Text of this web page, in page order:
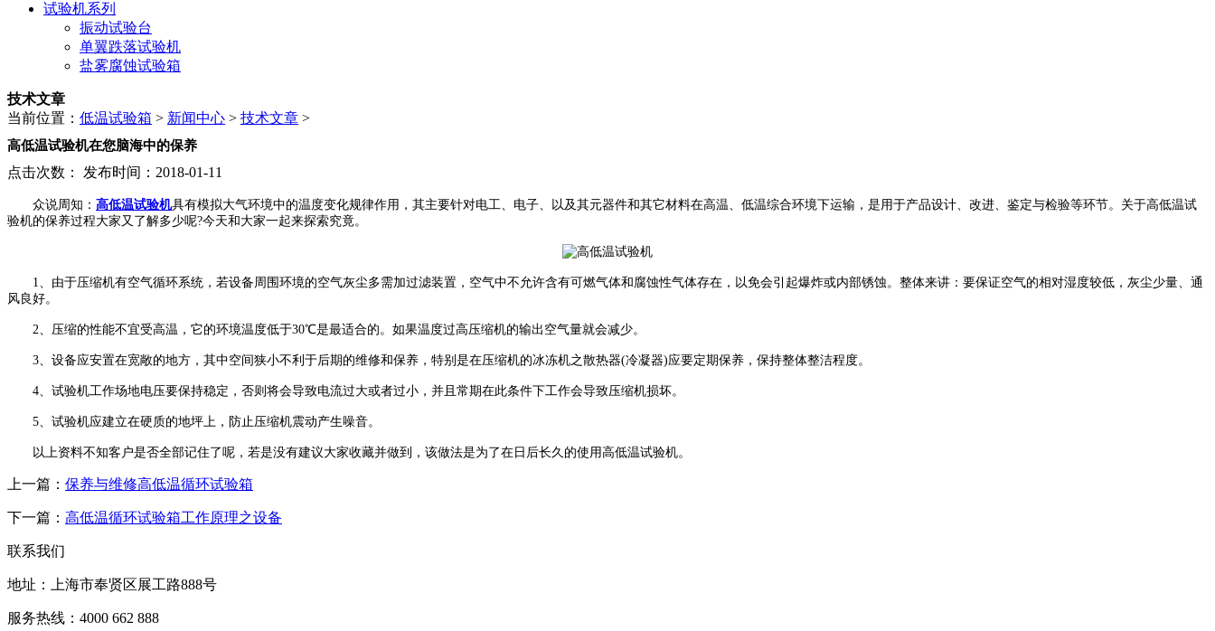
试验机系列
振动试验台
单翼跌落试验机
盐雾腐蚀试验箱
技术文章
当前位置： 低温试验箱 > 新闻中心 > 技术文章 >
高低温试验机在您脑海中的保养
点击次数： 发布时间：2018-01-11
众说周知： 高低温试验机具有模拟大气环境中的温度变化规律作用，其主要针对电工、电子、以及其元器件和其它材料在高温、低温综合环境下运输，是用于产品设计、改进、鉴定与检验等环节。关于高低温试
验机的保养过程大家又了解多少呢?今天和大家一起来探索究竟。
1、由于压缩机有空气循环系统，若设备周围环境的空气灰尘多需加过滤装置，空气中不允许含有可燃气体和腐蚀性气体存在，以免会引起爆炸或内部锈蚀。整体来讲：要保证空气的相对湿度较低，灰尘少量、通
风良好。
2、压缩的性能不宜受高温，它的环境温度低于30℃是最适合的。如果温度过高压缩机的输出空气量就会减少。
3、设备应安置在宽敞的地方，其中空间狭小不利于后期的维修和保养，特别是在压缩机的冰冻机之散热器(冷凝器)应要定期保养，保持整体整洁程度。
4、试验机工作场地电压要保持稳定，否则将会导致电流过大或者过小，并且常期在此条件下工作会导致压缩机损坏。
5、试验机应建立在硬质的地坪上，防止压缩机震动产生噪音。
以上资料不知客户是否全部记住了呢，若是没有建议大家收藏并做到，该做法是为了在日后长久的使用高低温试验机。
上一篇： 保养与维修高低温循环试验箱
下一篇： 高低温循环试验箱工作原理之设备
联系我们
地址：上海市奉贤区展工路888号
服务热线：4000 662 888